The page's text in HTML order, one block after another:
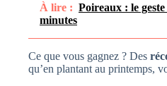
À lire : Poireaux : le
minutes
Ce que vous gagnez ? Des
qu’en plantant au printemps,